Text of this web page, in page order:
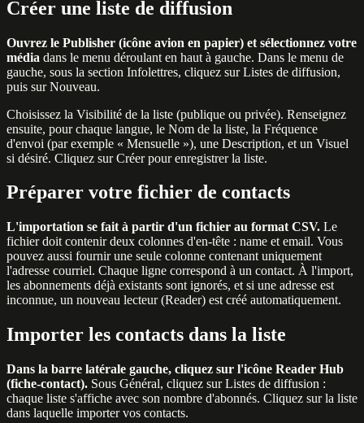
Créer une liste de diffusion
Ouvrez le Publisher (icône avion en papier) et sélectionnez votre
média dans le menu déroulant en haut à gauche. Dans le menu de
gauche, sous la section Infolettres, cliquez sur Listes de diffusion,
puis sur Nouveau.
Choisissez la Visibilité de la liste (publique ou privée). Renseignez
ensuite, pour chaque langue, le Nom de la liste, la Fréquence
d'envoi (par exemple « Mensuelle »), une Description, et un Visuel
si désiré. Cliquez sur Créer pour enregistrer la liste.
Préparer votre fichier de contacts
L'importation se fait à partir d'un fichier au format CSV. Le
fichier doit contenir deux colonnes d'en-tête : name et email. Vous
pouvez aussi fournir une seule colonne contenant uniquement
l'adresse courriel. Chaque ligne correspond à un contact. À l'import,
les abonnements déjà existants sont ignorés, et si une adresse est
inconnue, un nouveau lecteur (Reader) est créé automatiquement.
Importer les contacts dans la liste
Dans la barre latérale gauche, cliquez sur l'icône Reader Hub
(fiche-contact). Sous Général, cliquez sur Listes de diffusion :
chaque liste s'affiche avec son nombre d'abonnés. Cliquez sur la liste
dans laquelle importer vos contacts.